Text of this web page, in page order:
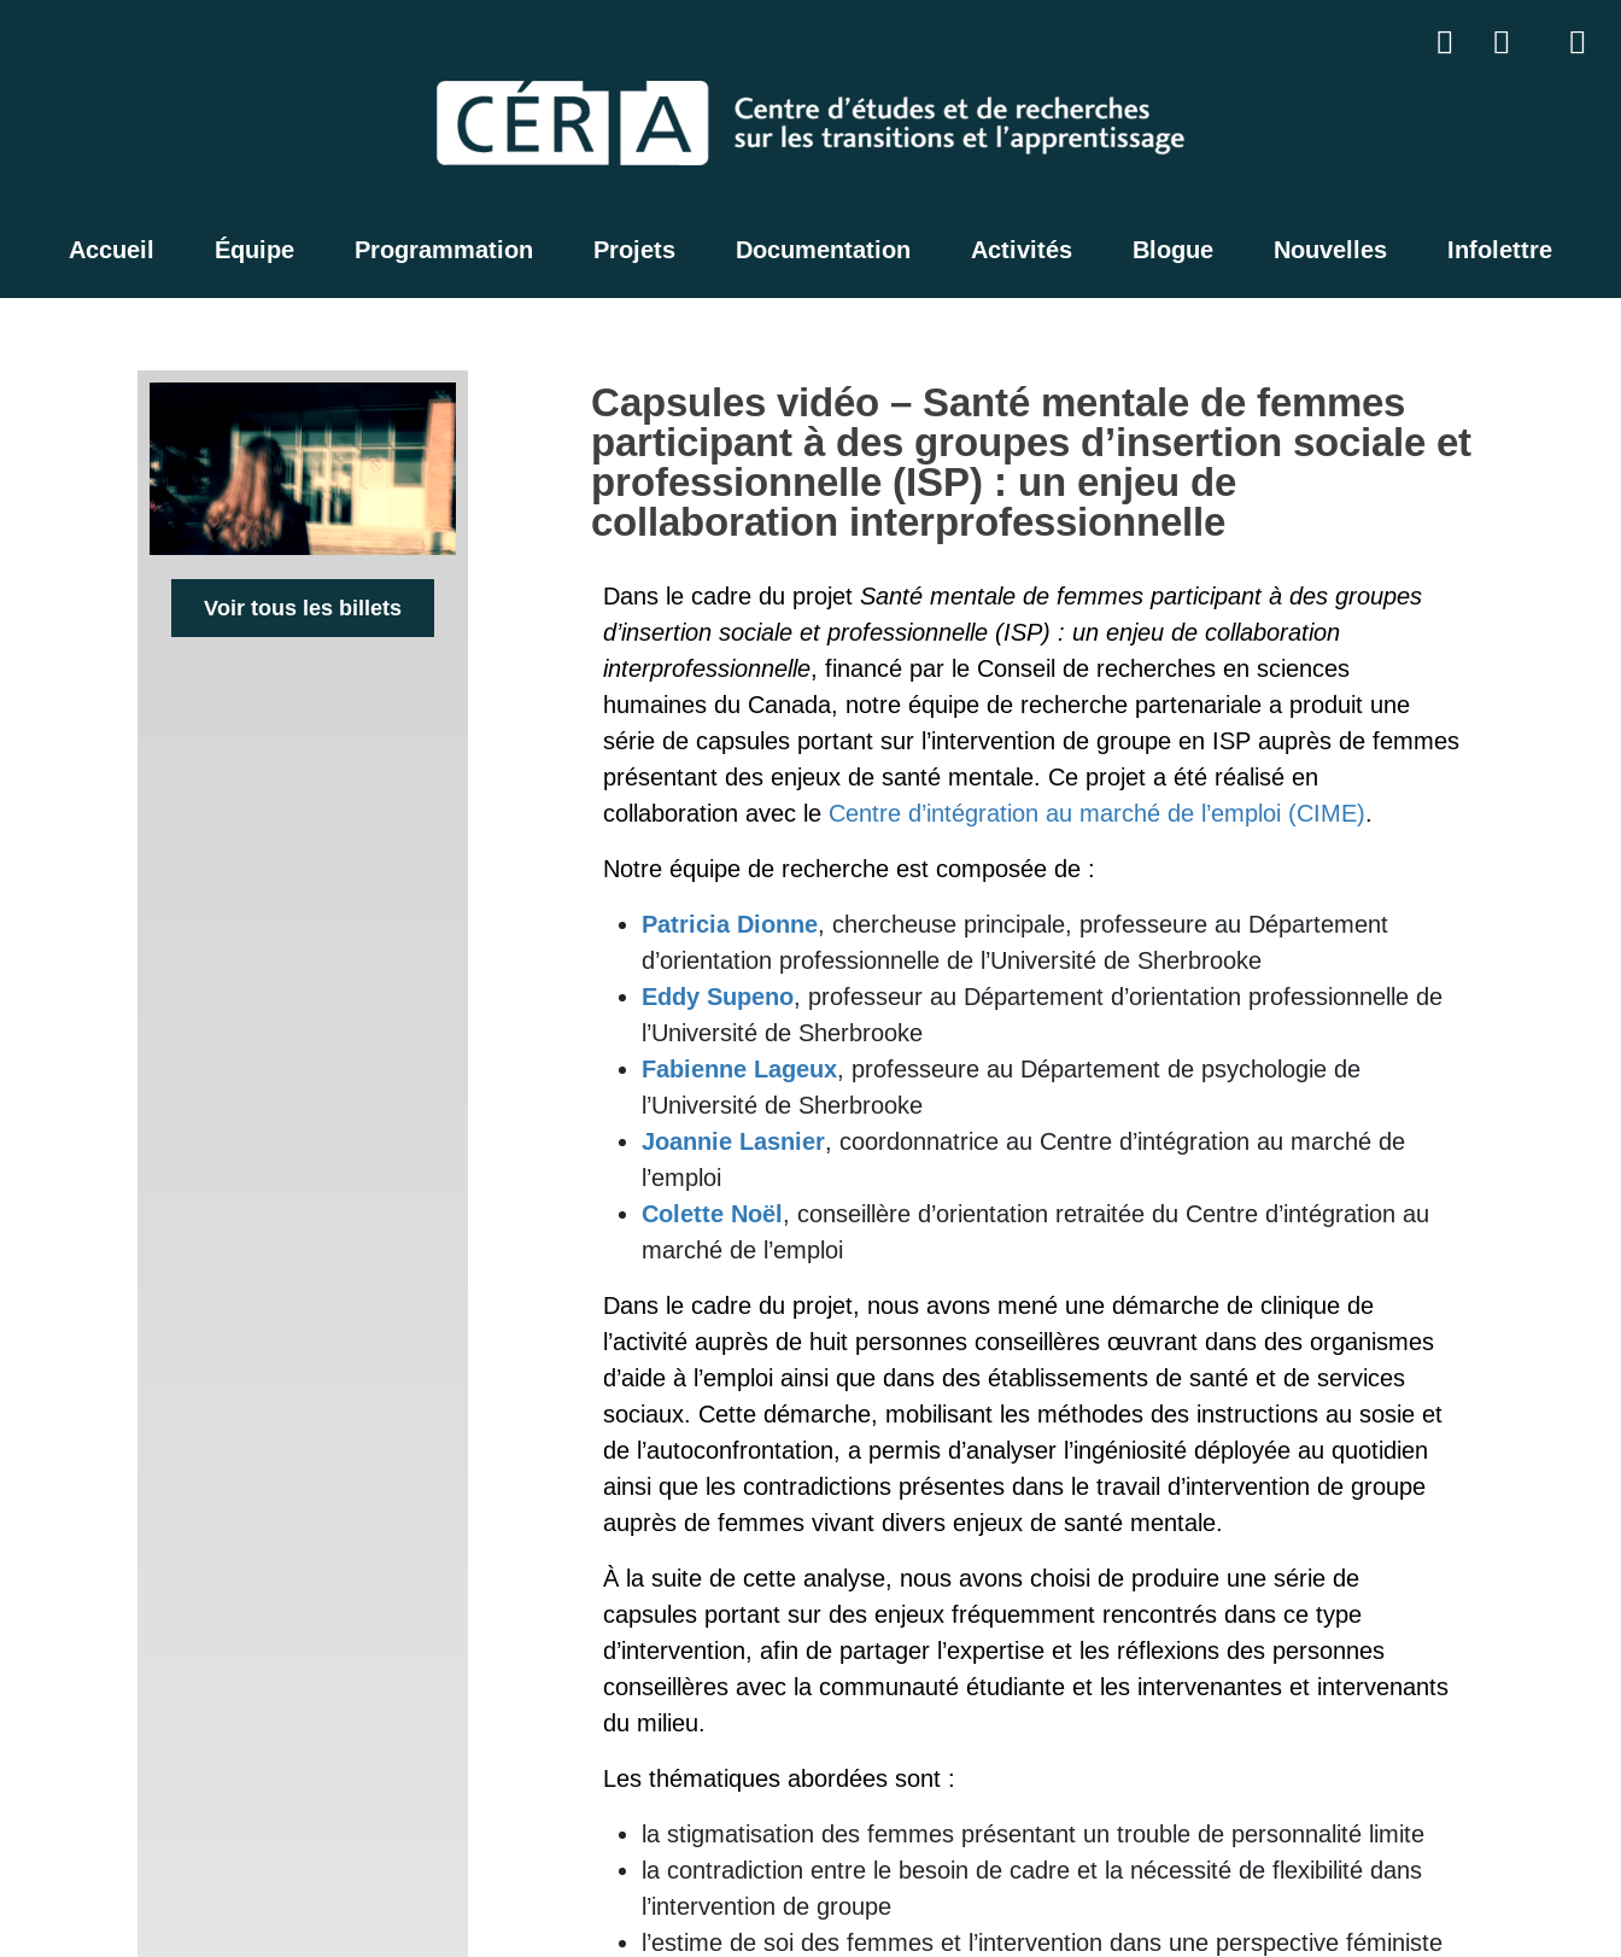
Accueil Équipe Programmation Projets Documentation Activités Blogue Nouvelles Infolettre
Voir tous les billets
Capsules vidéo – Santé mentale de femmes
participant à des groupes d’insertion sociale et
professionnelle (ISP) : un enjeu de
collaboration interprofessionnelle
Dans le cadre du projet Santé mentale de femmes participant à des groupes
d’insertion sociale et professionnelle (ISP) : un enjeu de collaboration
interprofessionnelle, financé par le Conseil de recherches en sciences
humaines du Canada, notre équipe de recherche partenariale a produit une
série de capsules portant sur l’intervention de groupe en ISP auprès de femmes
présentant des enjeux de santé mentale. Ce projet a été réalisé en
collaboration avec le Centre d’intégration au marché de l’emploi (CIME).
Notre équipe de recherche est composée de :
Patricia Dionne, chercheuse principale, professeure au Département
d’orientation professionnelle de l’Université de Sherbrooke
Eddy Supeno, professeur au Département d’orientation professionnelle de
l’Université de Sherbrooke
Fabienne Lageux, professeure au Département de psychologie de
l’Université de Sherbrooke
Joannie Lasnier, coordonnatrice au Centre d’intégration au marché de
l’emploi
Colette Noël, conseillère d’orientation retraitée du Centre d’intégration au
marché de l’emploi
Dans le cadre du projet, nous avons mené une démarche de clinique de
l’activité auprès de huit personnes conseillères œuvrant dans des organismes
d’aide à l’emploi ainsi que dans des établissements de santé et de services
sociaux. Cette démarche, mobilisant les méthodes des instructions au sosie et
de l’autoconfrontation, a permis d’analyser l’ingéniosité déployée au quotidien
ainsi que les contradictions présentes dans le travail d’intervention de groupe
auprès de femmes vivant divers enjeux de santé mentale.
À la suite de cette analyse, nous avons choisi de produire une série de
capsules portant sur des enjeux fréquemment rencontrés dans ce type
d’intervention, afin de partager l’expertise et les réflexions des personnes
conseillères avec la communauté étudiante et les intervenantes et intervenants
du milieu.
Les thématiques abordées sont :
la stigmatisation des femmes présentant un trouble de personnalité limite
la contradiction entre le besoin de cadre et la nécessité de flexibilité dans
l’intervention de groupe
l’estime de soi des femmes et l’intervention dans une perspective féministe